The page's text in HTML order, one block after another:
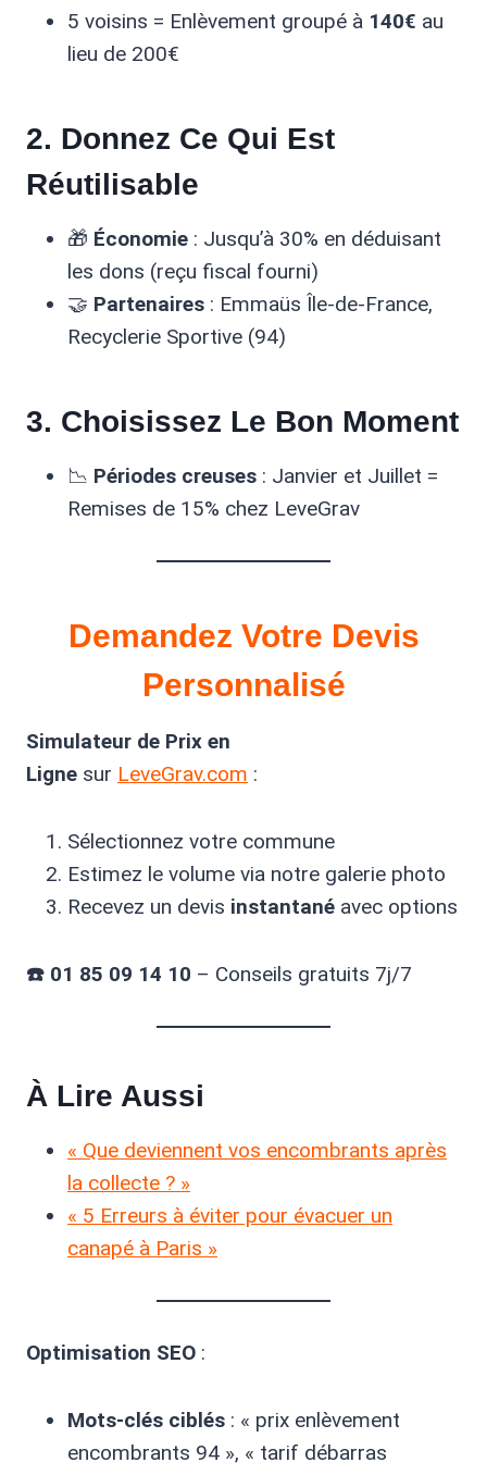
5 voisins = Enlèvement groupé à 140€ au
lieu de 200€
2. Donnez Ce Qui Est
Réutilisable
🎁 Économie : Jusqu’à 30% en déduisant
les dons (reçu fiscal fourni)
🤝 Partenaires : Emmaüs Île-de-France,
Recyclerie Sportive (94)
3. Choisissez Le Bon Moment
📉 Périodes creuses : Janvier et Juillet =
Remises de 15% chez LeveGrav
Demandez Votre Devis
Personnalisé
Simulateur de Prix en
Ligne sur LeveGrav.com :
Sélectionnez votre commune
Estimez le volume via notre galerie photo
Recevez un devis instantané avec options
☎️ 01 85 09 14 10 – Conseils gratuits 7j/7
À Lire Aussi
« Que deviennent vos encombrants après
la collecte ? »
« 5 Erreurs à éviter pour évacuer un
canapé à Paris »
Optimisation SEO :
Mots-clés ciblés : « prix enlèvement
encombrants 94 », « tarif débarras